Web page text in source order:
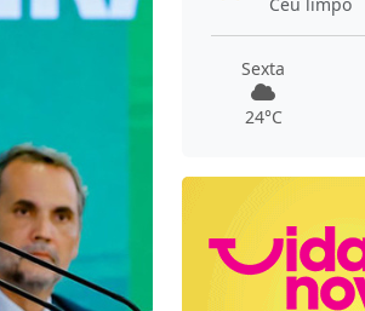
Sexta
24°C